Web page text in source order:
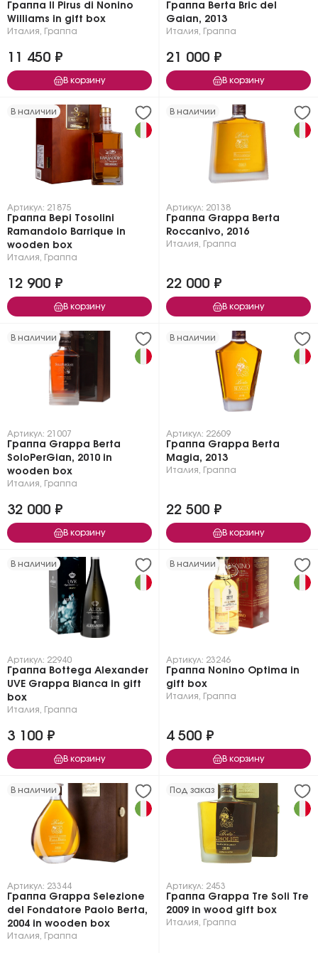
Граппа Il Pirus di Nonino
Williams in gift box
Италия Граппа
11 450 ₽
В корзину
Граппа Berta Bric del
Gaian, 2013
Италия Граппа
21 000 ₽
В корзину
В наличии
Артикул: 21875
Граппа Bepi Tosolini
Ramandolo Barrique in
wooden box
Италия Граппа
12 900 ₽
В корзину
В наличии
Артикул: 20138
Граппа Grappa Berta
Roccanivo, 2016
Италия Граппа
22 000 ₽
В корзину
В наличии
Артикул: 21007
Граппа Grappa Berta
SoloPerGian, 2010 in
wooden box
Италия Граппа
32 000 ₽
В корзину
В наличии
Артикул: 22609
Граппа Grappa Berta
Magia, 2013
Италия Граппа
22 500 ₽
В корзину
В наличии
Артикул: 22940
Граппа Bottega Alexander
UVE Grappa Bianca in gift
box
Италия Граппа
3 100 ₽
В корзину
В наличии
Артикул: 23246
Граппа Nonino Optima in
gift box
Италия Граппа
4 500 ₽
В корзину
В наличии
Артикул: 23344
Граппа Grappa Selezione
del Fondatore Paolo Berta,
2004 in wooden box
Италия Граппа
Под заказ
Артикул: 2453
Граппа Grappa Tre Soli Tre
2009 in wood gift box
Италия Граппа